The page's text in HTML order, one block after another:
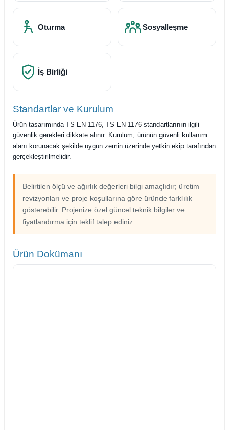
Oturma Sosyalleşme
İş Birliği
Standartlar ve Kurulum
Ürün tasarımında TS EN 1176, TS EN 1176 standartlarının ilgili
güvenlik gerekleri dikkate alınır. Kurulum, ürünün güvenli kullanım
alanı korunacak şekilde uygun zemin üzerinde yetkin ekip tarafından
gerçekleştirilmelidir.
Belirtilen ölçü ve ağırlık değerleri bilgi amaçlıdır; üretim
revizyonları ve proje koşullarına göre üründe farklılık
gösterebilir. Projenize özel güncel teknik bilgiler ve
fiyatlandırma için teklif talep ediniz.
Ürün Dokümanı